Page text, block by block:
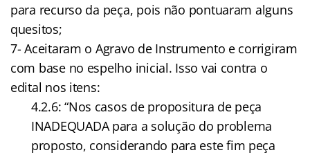
para recurso da peça, pois não pontuaram alguns
quesitos;
7- Aceitaram o Agravo de Instrumento e corrigiram
com base no espelho inicial. Isso vai contra o
edital nos itens:
4.2.6: “Nos casos de propositura de peça
INADEQUADA para a solução do problema
proposto, considerando para este fim peça